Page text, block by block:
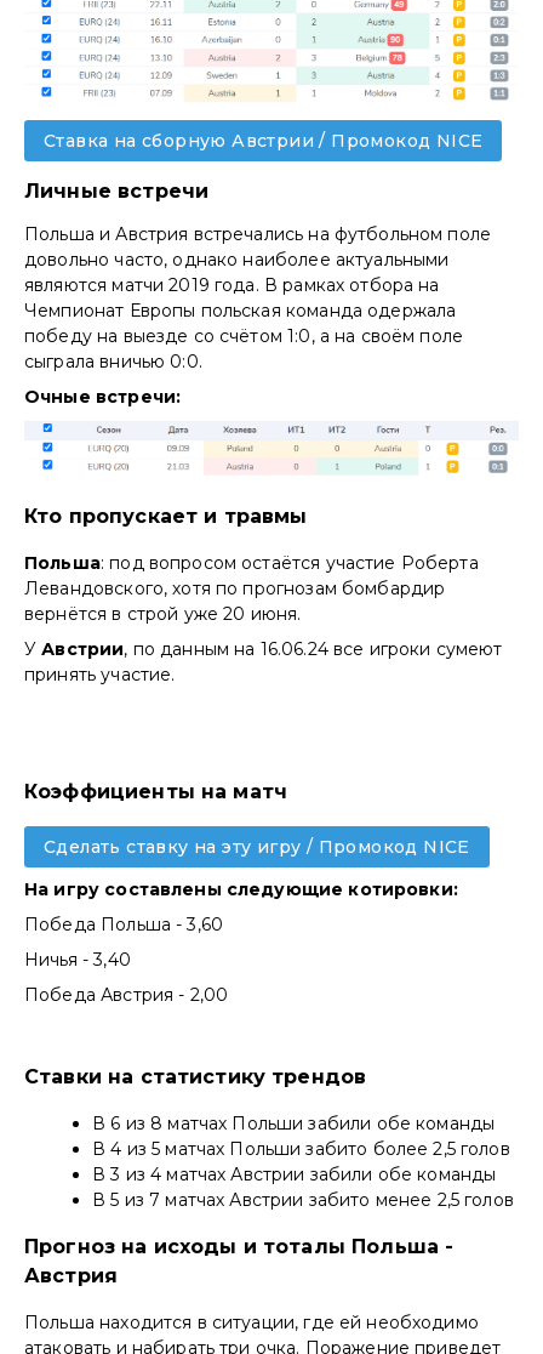
Ставка на сборную Австрии / Промокод NICE
Личные встречи
Польша и Австрия встречались на футбольном поле
довольно часто, однако наиболее актуальными
являются матчи 2019 года. В рамках отбора на
Чемпионат Европы польская команда одержала
победу на выезде со счётом 1:0, а на своём поле
сыграла вничью 0:0.
Очные встречи:
Кто пропускает и травмы
Польша: под вопросом остаётся участие Роберта
Левандовского, хотя по прогнозам бомбардир
вернётся в строй уже 20 июня.
УАвстрии, по данным на 16.06.24 все игроки сумеют
принять участие.
Коэффициенты на матч
Сделать ставку на эту игру / Промокод NICE
На игру составлены следующие котировки:
Победа Польша - 3,60
Ничья - 3,40
Победа Австрия - 2,00
Ставки на статистику трендов
В 6 из 8 матчах Польши забили обе команды
В 4 из 5 матчах Польши забито более 2,5 голов
В 3 из 4 матчах Австрии забили обе команды
В 5 из 7 матчах Австрии забито менее 2,5 голов
Прогноз на исходы и тоталы Польша -
Австрия
Польша находится в ситуации, где ей необходимо
атаковать и набирать три очка. Поражение приведет